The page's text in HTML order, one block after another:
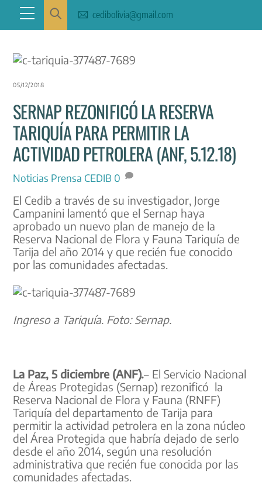
content
Menu cedibolivia@gmail.com
05/12/2018
SERNAP REZONIFICÓ LA RESERVA
TARIQUÍA PARA PERMITIR LA
ACTIVIDAD PETROLERA (ANF, 5.12.18)
Noticias Prensa CEDIB 0
El Cedib a través de su investigador, Jorge
Campanini lamentó que el Sernap haya
aprobado un nuevo plan de manejo de la
Reserva Nacional de Flora y Fauna Tariquía de
Tarija del año 2014 y que recién fue conocido
por las comunidades afectadas.
Ingreso a Tariquía. Foto: Sernap.
La Paz, 5 diciembre (ANF).– El Servicio Nacional
de Áreas Protegidas (Sernap) rezonificó la
Reserva Nacional de Flora y Fauna (RNFF)
Tariquía del departamento de Tarija para
permitir la actividad petrolera en la zona núcleo
del Área Protegida que habría dejado de serlo
desde el año 2014, según una resolución
administrativa que recién fue conocida por las
comunidades afectadas.